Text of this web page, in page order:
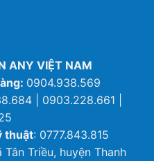
ANY VIỆT NAM
0904.938.569
| 0903.228.661 |
thuật: 0777.843.815
Triều, huyện Thanh